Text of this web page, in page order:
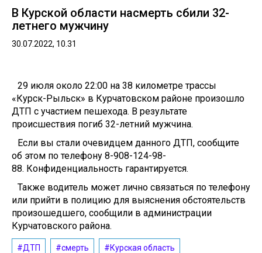
В Курской области насмерть сбили 32-
летнего мужчину
30.07.2022, 10.31
29 июля около 22:00 на 38 километре трассы
«Курск-Рыльск» в Курчатовском районе произошло
ДТП с участием пешехода. В результате
происшествия погиб 32-летний мужчина.
Если вы стали очевидцем данного ДТП, сообщите
об этом по телефону 8-908-124-98-
88. Конфиденциальность гарантируется.
Также водитель может лично связаться по телефону
или прийти в полицию для выяснения обстоятельств
произошедшего, сообщили в администрации
Курчатовского района.
#ДТП #смерть #Курская область